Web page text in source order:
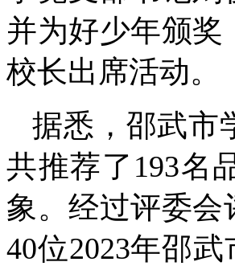
并为好少年颁
校长出席活动。
据悉，邵武市
共推荐了193名
象。经过评委
40位2023年邵